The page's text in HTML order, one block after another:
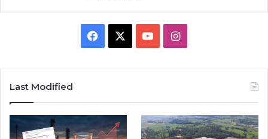
Facebook YouTubeInstagram
Last Modified